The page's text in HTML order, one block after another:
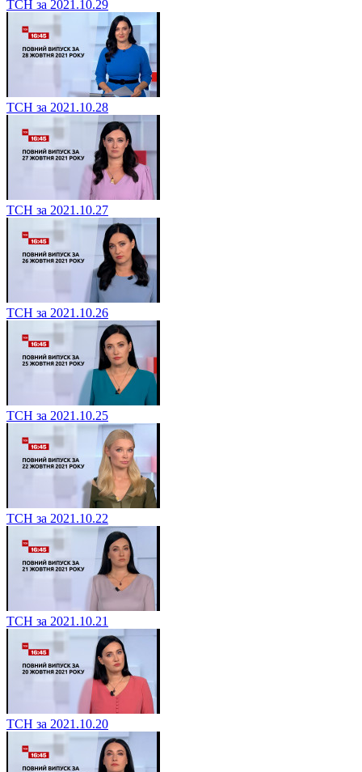
ТСН за 2021.10.29
ТСН за 2021.10.28
ТСН за 2021.10.27
ТСН за 2021.10.26
ТСН за 2021.10.25
ТСН за 2021.10.22
ТСН за 2021.10.21
ТСН за 2021.10.20